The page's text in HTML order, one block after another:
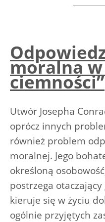
moralna w
ciemności”
Utwór Josepha
oprócz innych
również problem
moralnej. Jego
określoną
postrzega
kieruje się w życiu
ogólnie przyjętych